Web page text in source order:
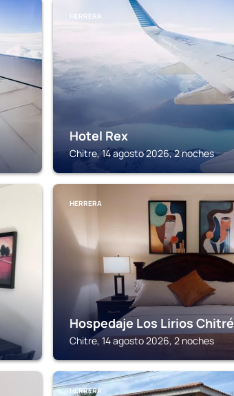
HERRERA
Hotel Rex
Chitre, 14 agosto 2026, 2 noches
HERRERA
Hospedaje Los Lirios Chitré
Chitre, 14 agosto 2026, 2 noches
HERRERA